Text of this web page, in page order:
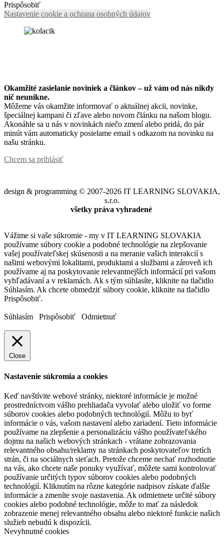
Prispôsobiť
Nastavenie cookie a ochrana osobných údajov
Okamžité zasielanie noviniek a článkov – už vám od nás nikdy
nič neunikne.
Môžeme vás okamžite informovať o aktuálnej akcii, novinke,
špeciálnej kampani či zľave alebo novom článku na našom blogu.
Akonáhle sa u nás v novinkách niečo zmení alebo pridá, do pár
minút vám automaticky posielame email s odkazom na novinku na
našu stránku.
Chcem sa prihlásiť
design & programming © 2007-2026 IT LEARNING SLOVAKIA,
s.r.o.
všetky práva vyhradené
Vážime si vaše súkromie - my v IT LEARNING SLOVAKIA
používame súbory cookie a podobné technológie na zlepšovanie
vašej používateľskej skúsenosti a na meranie vašich interakcií s
našimi webovými lokalitami, produktami a službami a zároveň ich
používame aj na poskytovanie relevantnejších informácií pri vašom
vyhľadávaní a v reklamách. Ak s tým súhlasíte, kliknite na tlačidlo
Súhlasím. Ak chcete obmedziť súbory cookie, kliknite na tlačidlo
Prispôsobiť.
Súhlasím Prispôsobiť Odmietnuť
Close
Nastavenie súkromia a cookies
Keď navštívite webové stránky, niektoré informácie je možné
prostredníctvom vášho prehliadača vyvolať alebo uložiť vo forme
súborov cookies alebo podobných technológií. Môžu to byť
informácie o vás, vašom nastavení alebo zariadení. Tieto informácie
používame na zlepšenie a personalizáciu vášho používateľského
dojmu na našich webových stránkach - vrátane zobrazovania
relevantného obsahu/reklamy na stránkach poskytovateľov tretích
strán, či na sociálnych sieťach. Pretože chceme nechať rozhodnutie
na vás, ako chcete naše ponuky využívať, môžete sami kontrolovať
používanie určitých typov súborov cookies alebo podobných
technológií. Kliknutím na rôzne kategórie nadpisov získate ďalšie
informácie a zmeníte svoje nastavenia. Ak odmietnete určité súbory
cookies alebo podobné technológie, môže to mať za následok
zobrazenie menej relevantného obsahu alebo niektoré funkcie našich
služieb nebudú k dispozícii.
Nevyhnutné cookies